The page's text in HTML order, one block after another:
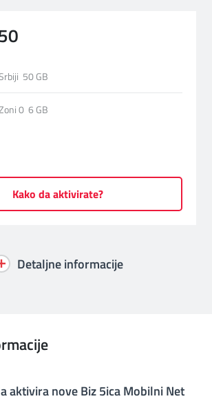
50 GB
0 6 GB
Kako da aktivirate?
Detaljne informacije
aktivira nove Biz 5ica Mobilni Net